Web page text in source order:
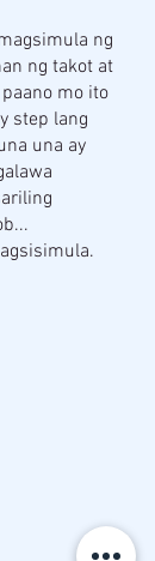
ng
ng takot at
mo ito
step lang
una ay